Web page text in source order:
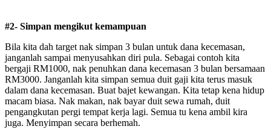
#2- Simpan mengikut kemampuan
Bila kita dah target nak simpan 3 bulan untuk dana kecemasan,
janganlah sampai menyusahkan diri pula. Sebagai contoh kita
bergaji RM1000, nak penuhkan dana kecemasan 3 bulan bersamaan
RM3000. Janganlah kita simpan semua duit gaji kita terus masuk
dalam dana kecemasan. Buat bajet kewangan. Kita tetap kena hidup
macam biasa. Nak makan, nak bayar duit sewa rumah, duit
pengangkutan pergi tempat kerja lagi. Semua tu kena ambil kira
juga. Menyimpan secara berhemah.